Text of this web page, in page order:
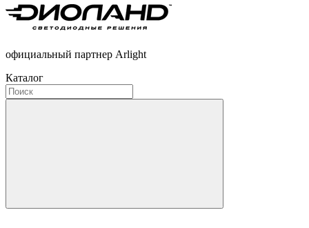
официальный партнер Arlight
Каталог